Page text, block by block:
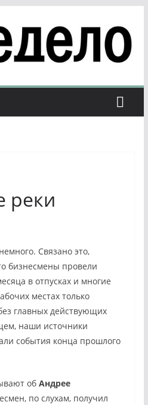
реки
Связано это,
бизнесмены провели
в отпусках и многие
местах только
главных действующих
наши источники
события конца прошлого
об Андрее
по слухам, получил